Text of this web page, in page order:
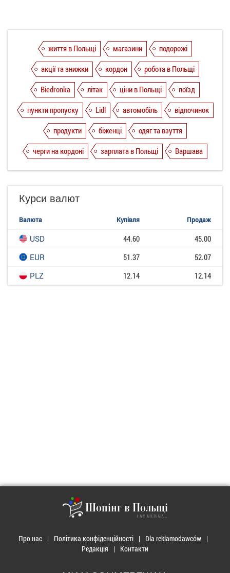
життя в Польщі магазини
подорожі
акції та знижки
кордон
робота в Польщі
Biedronka
літак ціни в Польщі
поїзд
пункти пропуску
Lidl автомобіль
відпочинок
продукти
біженці
одяг та взуття
черги на кордоні
зарплата в Польщі Варшава
Курси валют
Валюта Купівля Продаж
USD 44.60
45.00
EUR
51.37
52.07
PLZ
12.14 12.14
Шопінг в Польщі
і не тільки...
Про нас Політика конфіденційності
Dla reklamodawców
Редакція
Контакти